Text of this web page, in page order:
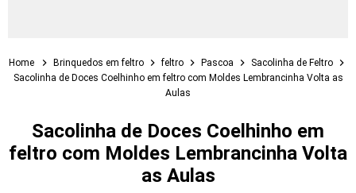
Home Brinquedos em feltro feltro Pascoa
Sacolinha de Feltro
Sacolinha de Doces Coelhinho em feltro com Moldes Lembrancinha Volta as
Aulas
Sacolinha de Doces Coelhinho em
feltro com Moldes Lembrancinha Volta
as Aulas